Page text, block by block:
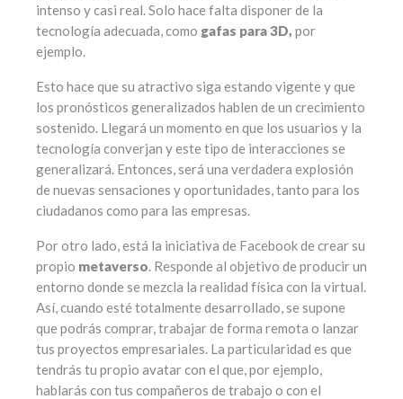
intenso y casi real. Solo hace falta disponer de la
tecnología adecuada, como gafas para 3D, por
ejemplo.
Esto hace que su atractivo siga estando vigente y que
los pronósticos generalizados hablen de un crecimiento
sostenido. Llegará un momento en que los usuarios y la
tecnología converjan y este tipo de interacciones se
generalizará. Entonces, será una verdadera explosión
de nuevas sensaciones y oportunidades, tanto para los
ciudadanos como para las empresas.
Por otro lado, está la iniciativa de Facebook de crear su
propio metaverso. Responde al objetivo de producir un
entorno donde se mezcla la realidad física con la virtual.
Así, cuando esté totalmente desarrollado, se supone
que podrás comprar, trabajar de forma remota o lanzar
tus proyectos empresariales. La particularidad es que
tendrás tu propio avatar con el que, por ejemplo,
hablarás con tus compañeros de trabajo o con el